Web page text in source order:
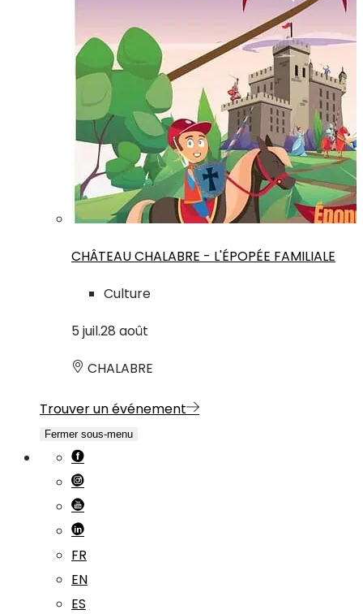
CHÂTEAU CHALABRE - L'ÉPOPÉE FAMILIALE
Culture
5 juil.28 août
CHALABRE
Trouver un événement
Fermer sous-menu
FR
EN
ES